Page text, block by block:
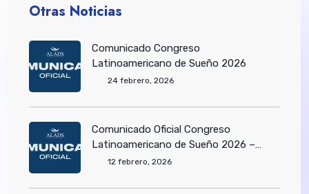
Otras Noticias
Comunicado Congreso
Latinoamericano de Sueño 2026
24 febrero, 2026
Comunicado Oficial Congreso
Latinoamericano de Sueño 2026 –
Asociación Latinoamericana de Sueño
12 febrero, 2026